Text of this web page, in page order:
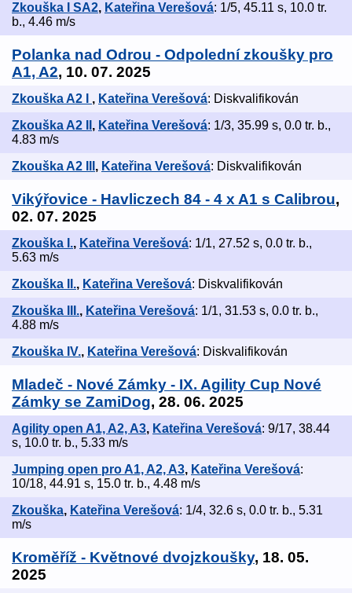
Zkouška I SA2, Kateřina Verešová: 1/5, 45.11 s, 10.0 tr.
b., 4.46 m/s
Polanka nad Odrou - Odpolední zkoušky pro
A1, A2, 10. 07. 2025
Zkouška A2 I , Kateřina Verešová: Diskvalifikován
Zkouška A2 II , Kateřina Verešová: 1/3, 35.99 s, 0.0 tr. b.,
4.83 m/s
Zkouška A2 III , Kateřina Verešová: Diskvalifikován
Vikýřovice - Havliczech 84 - 4 x A1 s Calibrou,
02. 07. 2025
Zkouška I., Kateřina Verešová: 1/1, 27.52 s, 0.0 tr. b.,
5.63 m/s
Zkouška II., Kateřina Verešová: Diskvalifikován
Zkouška III., Kateřina Verešová: 1/1, 31.53 s, 0.0 tr. b.,
4.88 m/s
Zkouška IV., Kateřina Verešová: Diskvalifikován
Mladeč - Nové Zámky - IX. Agility Cup Nové
Zámky se ZamiDog, 28. 06. 2025
Agility open A1, A2, A3, Kateřina Verešová: 9/17, 38.44
s, 10.0 tr. b., 5.33 m/s
Jumping open pro A1, A2, A3, Kateřina Verešová:
10/18, 44.91 s, 15.0 tr. b., 4.48 m/s
Zkouška, Kateřina Verešová: 1/4, 32.6 s, 0.0 tr. b., 5.31
m/s
Kroměříž - Květnové dvojzkoušky, 18. 05.
2025